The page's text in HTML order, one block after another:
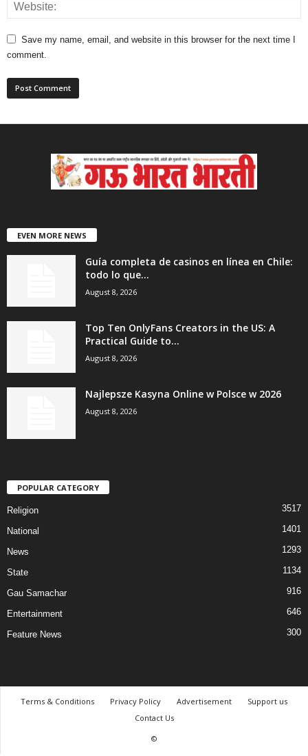
Save my name, email, and website in this browser for the next time I
comment.
EVEN MORE NEWS
Guía completa de casinos en línea en Chile:
todo lo que...
August 8, 2026
Top Ten OnlyFans Creators in the US: A
Practical Guide to...
August 8, 2026
Najlepsze Kasyna Online w Polsce w 2026
August 8, 2026
POPULAR CATEGORY
Religion 3517
National 1401
News 1293
State 1134
Gau Samachar 916
Entertainment 646
Feature News 300
Terms & Conditions Privacy Policy Advertisement
Support us
Contact Us
©